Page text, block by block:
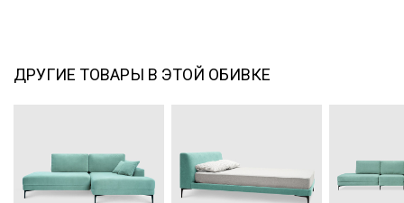
ДРУГИЕ ТОВАРЫ В ЭТОЙ ОБИВКЕ